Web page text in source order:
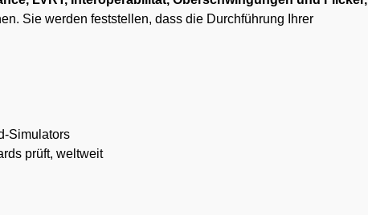
Sie werden feststellen, dass die Durchführung Ihrer
Simulators
prüft, weltweit